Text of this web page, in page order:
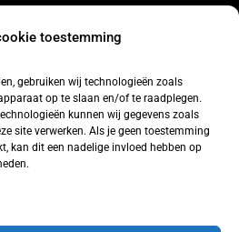
toestemming
gebruiken wij technologieën zoals
op te slaan en/of te raadplegen.
kunnen wij gegevens zoals
site verwerken. Als je geen toestemming
kan dit een nadelige invloed hebben op
CookiebeleidSitemap